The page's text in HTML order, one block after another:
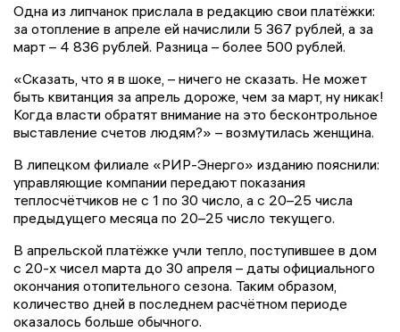
Одна из липчанок прислала в редакцию свои платёжки:
за отопление в апреле ей начислили 5 367 рублей, а за
март – 4 836 рублей. Разница – более 500 рублей.
«Сказать, что я в шоке, – ничего не сказать. Не может
быть квитанция за апрель дороже, чем за март, ну никак!
Когда власти обратят внимание на это бесконтрольное
выставление счетов людям?» – возмутилась женщина.
В липецком филиале «РИР-Энерго» изданию пояснили:
управляющие компании передают показания
теплосчётчиков не с 1 по 30 число, а с 20–25 числа
предыдущего месяца по 20–25 число текущего.
В апрельской платёжке учли тепло, поступившее в дом
с 20-х чисел марта до 30 апреля – даты официального
окончания отопительного сезона. Таким образом,
количество дней в последнем расчётном периоде
оказалось больше обычного.